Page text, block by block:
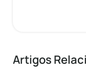
Artigos